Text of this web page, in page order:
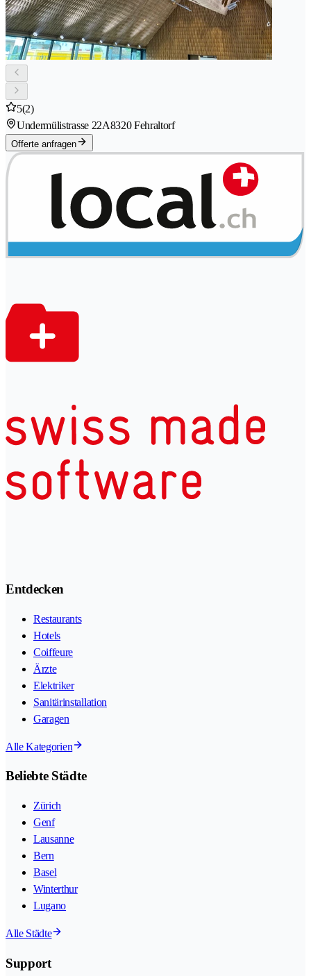
5(2)
Undermülistrasse 22A8320 Fehraltorf
Offerte anfragen
Entdecken
Restaurants
Hotels
Coiffeure
Ärzte
Elektriker
Sanitärinstallation
Garagen
Alle Kategorien
Beliebte Städte
Zürich
Genf
Lausanne
Bern
Basel
Winterthur
Lugano
Alle Städte
Support